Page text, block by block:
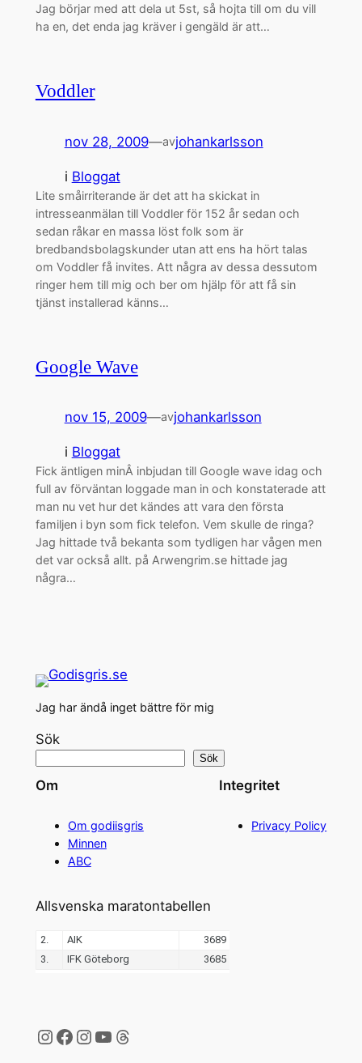
Jag börjar med att dela ut 5st, så hojta till om du vill
ha en, det enda jag kräver i gengäld är att…
Voddler
nov 28, 2009—avjohankarlsson
i Bloggat
Lite småirriterande är det att ha skickat in
intresseanmälan till Voddler för 152 år sedan och
sedan råkar en massa löst folk som är
bredbandsbolagskunder utan att ens ha hört talas
om Voddler få invites. Att några av dessa dessutom
ringer hem till mig och ber om hjälp för att få sin
tjänst installerad känns…
Google Wave
nov 15, 2009—avjohankarlsson
i Bloggat
Fick äntligen minÂ inbjudan till Google wave idag och
full av förväntan loggade man in och konstaterade att
man nu vet hur det kändes att vara den första
familjen i byn som fick telefon. Vem skulle de ringa?
Jag hittade två bekanta som tydligen har vågen men
det var också allt. på Arwengrim.se hittade jag
några…
Jag har ändå inget bättre för mig
Sök
Sök
Om
Om godiisgris
Minnen
ABC
Integritet
Privacy Policy
Allsvenska maratontabellen
Instagram
Facebook
Instagram
YouTube
Threads